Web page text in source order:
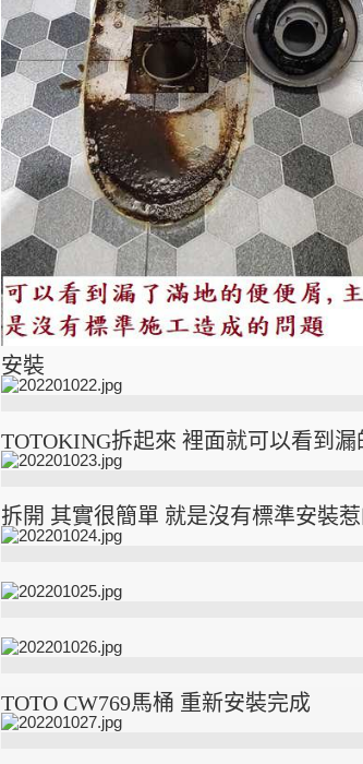
安裝
TOTOKING拆起來 裡面就可以看到
拆開 其實很簡單 就是沒有標準安裝
TOTO CW769馬桶 重新安裝完成